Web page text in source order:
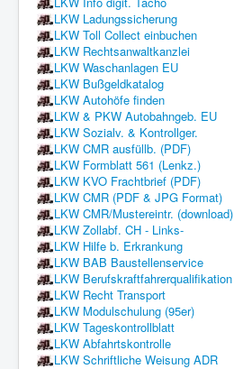
LKW Ladungssicherung
LKW Toll Collect einbuchen
LKW Rechtsanwaltkanzlei
LKW Waschanlagen EU
LKW Bußgeldkatalog
LKW Autohöfe finden
LKW & PKW Autobahngeb. EU
LKW Sozialv. & Kontrollger.
LKW CMR ausfüllb. (PDF)
LKW Formblatt 561 (Lenkz.)
LKW KVO Frachtbrief (PDF)
LKW CMR (PDF & JPG Format)
LKW CMR/Mustereintr. (download)
LKW Zollabf. CH - Links-
LKW Hilfe b. Erkrankung
LKW BAB Baustellenservice
LKW Berufskraftfahrerqualifikation
LKW Recht Transport
LKW Modulschulung (95er)
LKW Tageskontrollblatt
LKW Abfahrtskontrolle
LKW Schriftliche Weisung ADR